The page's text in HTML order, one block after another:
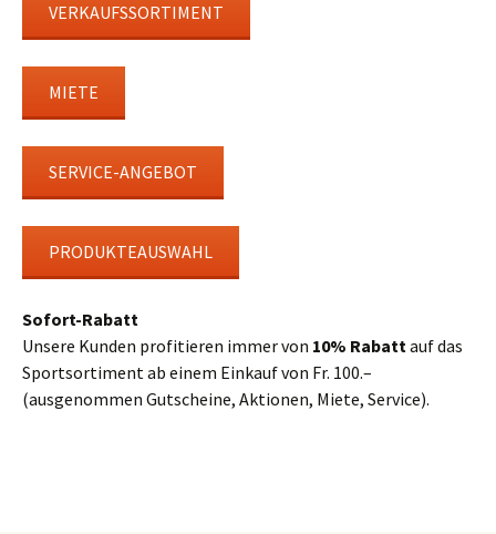
VERKAUFSSORTIMENT
MIETE
SERVICE-ANGEBOT
PRODUKTEAUSWAHL
Sofort-Rabatt
Unsere Kunden profitieren immer von 10% Rabattauf das
Sportsortiment ab einem Einkauf von Fr. 100.–
(ausgenommen Gutscheine, Aktionen, Miete, Service).